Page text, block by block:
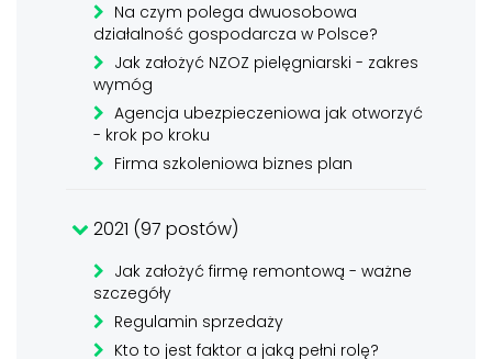
Na czym polega dwuosobowa
działalność gospodarcza w Polsce?
Jak założyć NZOZ pielęgniarski - zakres
wymóg
Agencja ubezpieczeniowa jak otworzyć
- krok po kroku
Firma szkoleniowa biznes plan
2021 (97 postów)
Jak założyć firmę remontową - ważne
szczegóły
Regulamin sprzedaży
Kto to jest faktor a jaką pełni rolę?